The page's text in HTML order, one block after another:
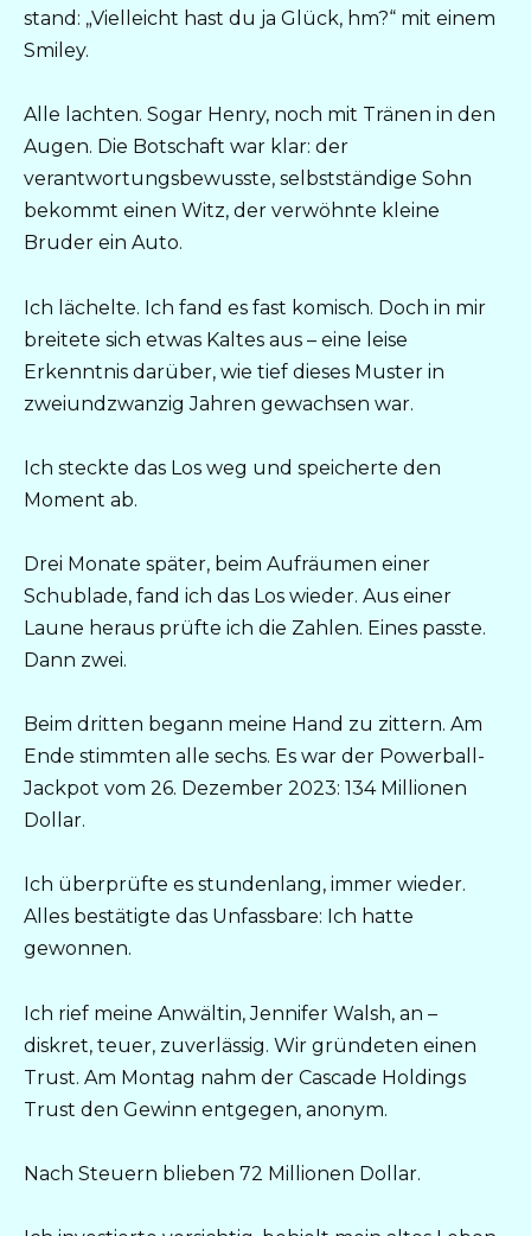
stand: „Vielleicht hast du ja Glück, hm?“ mit einem
Smiley.
Alle lachten. Sogar Henry, noch mit Tränen in den
Augen. Die Botschaft war klar: der
verantwortungsbewusste, selbstständige Sohn
bekommt einen Witz, der verwöhnte kleine
Bruder ein Auto.
Ich lächelte. Ich fand es fast komisch. Doch in mir
breitete sich etwas Kaltes aus – eine leise
Erkenntnis darüber, wie tief dieses Muster in
zweiundzwanzig Jahren gewachsen war.
Ich steckte das Los weg und speicherte den
Moment ab.
Drei Monate später, beim Aufräumen einer
Schublade, fand ich das Los wieder. Aus einer
Laune heraus prüfte ich die Zahlen. Eines passte.
Dann zwei.
Beim dritten begann meine Hand zu zittern. Am
Ende stimmten alle sechs. Es war der Powerball-
Jackpot vom 26. Dezember 2023: 134 Millionen
Dollar.
Ich überprüfte es stundenlang, immer wieder.
Alles bestätigte das Unfassbare: Ich hatte
gewonnen.
Ich rief meine Anwältin, Jennifer Walsh, an –
diskret, teuer, zuverlässig. Wir gründeten einen
Trust. Am Montag nahm der Cascade Holdings
Trust den Gewinn entgegen, anonym.
Nach Steuern blieben 72 Millionen Dollar.